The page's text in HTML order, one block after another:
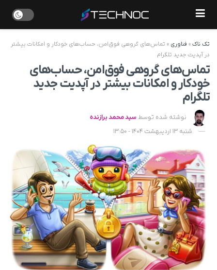
تک ناک» فناوری » تماس‌های گروهی فوق‌امن، حساب‌های خودکار و امکانات بیشتر
در آپدیت جدید تلگرام
تماس‌های گروهی فوق‌امن، حساب‌های
خودکار و امکانات بیشتر در آپدیت جدید
تلگرام
نوشته شده توسط سید محمد برازنده
شنبه 13 اردیبهشت 1404 - 13:50